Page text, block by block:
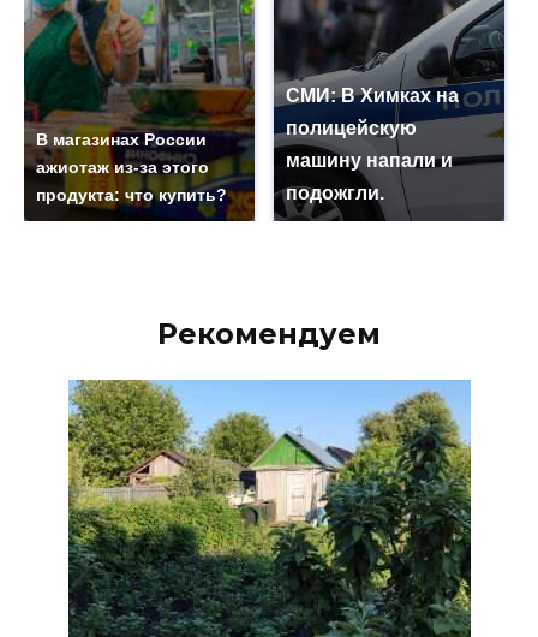
В магазинах России
ажиотаж из-за этого
продукта: что купить?
СМИ: В Химках на
полицейскую
машину напали и
подожгли.
Рекомендуем